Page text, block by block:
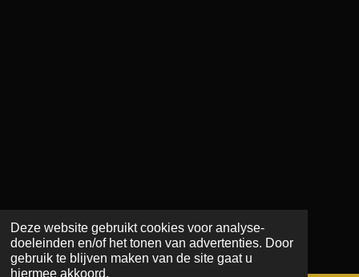
Deze website gebruikt cookies voor analyse-
doeleinden en/of het tonen van advertenties. Door
gebruik te blijven maken van de site gaat u
hiermee akkoord.